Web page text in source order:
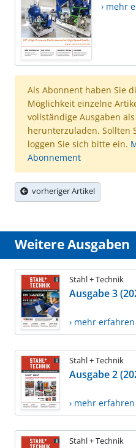
› mehr
Als Abonnent haben Sie
Möglichkeit einzelne
vollständige Ausgaben als
herunterzuladen. Sollten
loggen Sie sich bitte ein.
Abonnement
vorheriger Artikel
Weitere Ausgaben
Stahl + Technik
Ausgabe 3
› mehr erfahren
Stahl + Technik
Ausgabe 2
› mehr erfahren
Stahl + Technik